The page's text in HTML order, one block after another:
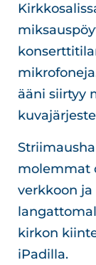
ääni siirtyy
molemmat
verkkoon
kirkon
iPadilla.